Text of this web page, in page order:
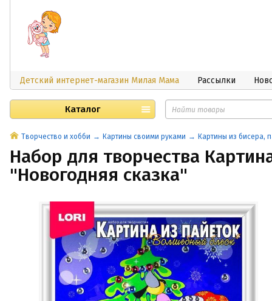
Детский интернет-магазин Милая Мама Рассылки
Каталог
Творчество и хобби Картины своими руками Картины из бисера,
Набор для творчества
"Новогодняя сказка"